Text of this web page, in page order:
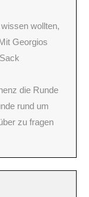
wollten,
Georgios
die Runde
rund um
zu fragen